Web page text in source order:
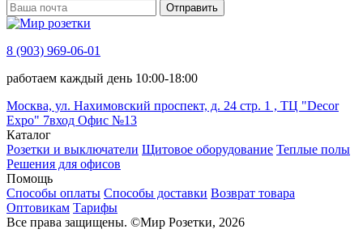
Отправить
8 (903) 969-06-01
работаем каждый день 10:00-18:00
Москва, ул. Нахимовский проспект, д. 24 стр. 1 , ТЦ "Decor
Expo" 7вход Офис №13
Каталог
Розетки и выключатели Щитовое оборудование Теплые полы
Решения для офисов
Помощь
Способы оплаты Способы доставки Возврат товара
Оптовикам Тарифы
Все права защищены. ©Мир Розетки, 2026